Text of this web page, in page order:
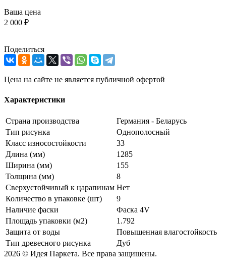
Ваша цена
2 000 ₽
Поделиться
Цена на сайте не является публичной офертой
Характеристики
Страна производства
Германия - Беларусь
Тип рисунка
Однополосный
Класс износостойкости
33
Длина (мм)
1285
Ширина (мм)
155
Толщина (мм)
8
Сверхустойчивый к царапинам Нет
Количество в упаковке (шт)
9
Наличие фаски
Фаска 4V
Площадь упаковки (м2)
1.792
Защита от воды
Повышенная влагостойкость
Тип древесного рисунка
Дуб
2026 © Идея Паркета. Все права защишены.